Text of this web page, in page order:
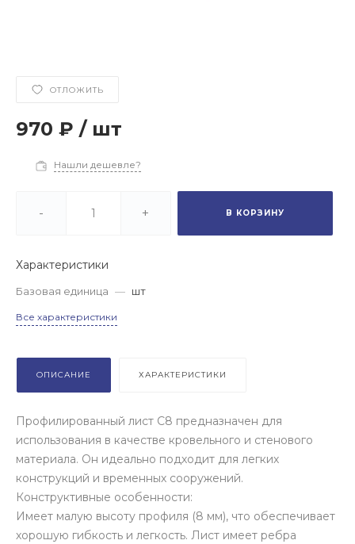
ОТЛОЖИТЬ
970 ₽ / шт
Нашли дешевле?
- + В КОРЗИНУ
Характеристики
Базовая единица — шт
Все характеристики
ОПИСАНИЕ ХАРАКТЕРИСТИКИ
Профилированный лист С8 предназначен для
использования в качестве кровельного и стенового
материала. Он идеально подходит для легких
конструкций и временных сооружений.
Конструктивные особенности:
Имеет малую высоту профиля (8 мм), что обеспечивает
хорошую гибкость и легкость. Лист имеет ребра